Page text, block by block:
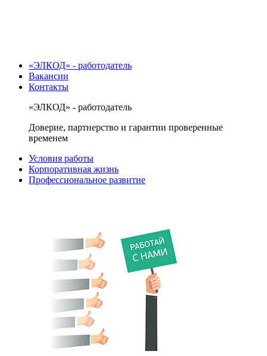
«ЭЛКОД» - работодатель
Вакансии
Контакты
«ЭЛКОД» - работодатель
Доверие, партнерство и гарантии проверенные
временем
Условия работы
Корпоративная жизнь
Профессиональное развитие